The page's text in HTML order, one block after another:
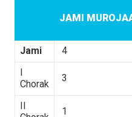
JAMI
Jami
4
I
Chorak
3
II
1